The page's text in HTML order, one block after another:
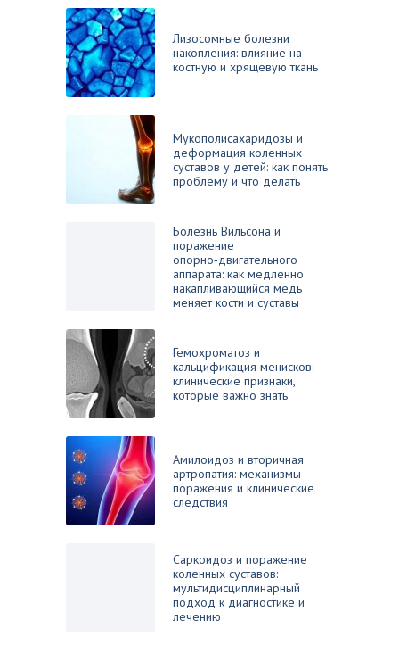
Лизосомные болезни
накопления: влияние на
костную и хрящевую ткань
Мукополисахаридозы и
деформация коленных
суставов у детей: как понять
проблему и что делать
Болезнь Вильсона и
поражение
опорно‑двигательного
аппарата: как медленно
накапливающийся медь
меняет кости и суставы
Гемохроматоз и
кальцификация менисков:
клинические признаки,
которые важно знать
Амилоидоз и вторичная
артропатия: механизмы
поражения и клинические
следствия
Саркоидоз и поражение
коленных суставов:
мультидисциплинарный
подход к диагностике и
лечению